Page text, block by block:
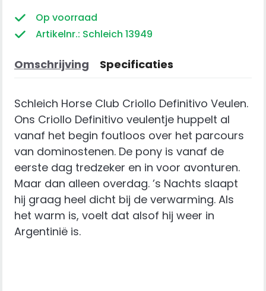
Criollo
Definitivo
aantal
Op voorraad
Artikelnr.: Schleich 13949
Omschrijving Specificaties
Schleich Horse Club Criollo Definitivo Veulen.
Ons Criollo Definitivo veulentje huppelt al
vanaf het begin foutloos over het parcours
van dominostenen. De pony is vanaf de
eerste dag tredzeker en in voor avonturen.
Maar dan alleen overdag. ’s Nachts slaapt
hij graag heel dicht bij de verwarming. Als
het warm is, voelt dat alsof hij weer in
Argentinië is.